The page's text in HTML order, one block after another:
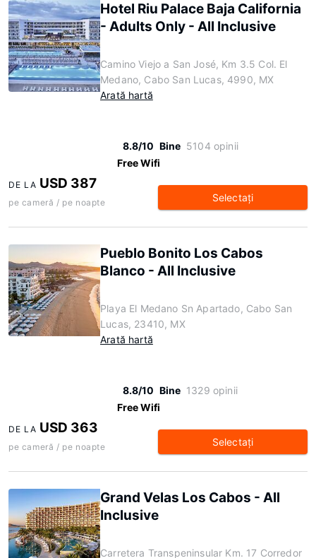
Hotel Riu Palace Baja California
- Adults Only - All Inclusive
Camino Viejo a San José, Km 3.5 Col. El
Medano, Cabo San Lucas, 4990, MX
Arată hartă
8.8/10 Bine 5104 opinii
Free Wifi
DE LA USD 387
pe cameră / pe noapte Selectaţi
Pueblo Bonito Los Cabos
Blanco - All Inclusive
Playa El Medano Sn Apartado, Cabo San
Lucas, 23410, MX
Arată hartă
8.8/10 Bine 1329 opinii
Free Wifi
DE LA USD 363
pe cameră / pe noapte Selectaţi
Grand Velas Los Cabos - All
Inclusive
Carretera Transpeninsular Km. 17 Corredor